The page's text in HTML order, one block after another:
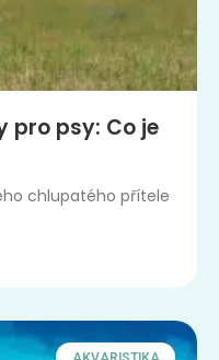
pro psy: Co je
chlupatého přítele